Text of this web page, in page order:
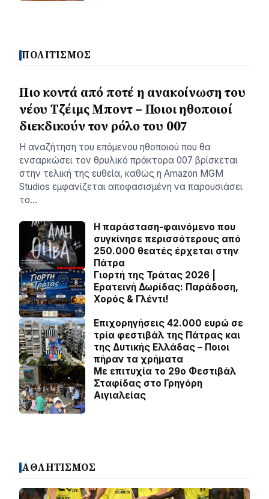
ΠΟΛΙΤΙΣΜΟΣ
Πιο κοντά από ποτέ η ανακοίνωση του
νέου Τζέιμς Μποντ – Ποιοι ηθοποιοί
διεκδικούν τον ρόλο του 007
Η αναζήτηση του επόμενου ηθοποιού που θα
ενσαρκώσει τον θρυλικό πράκτορα 007 βρίσκεται
στην τελική της ευθεία, καθώς η Amazon MGM
Studios εμφανίζεται αποφασισμένη να παρουσιάσει
το…
Η παράσταση-φαινόμενο που
συγκίνησε περισσότερους από
250.000 θεατές έρχεται στην
Πάτρα
Γιορτή της Τράτας 2026 |
Ερατεινή Δωρίδας: Παράδοση,
Χορός & Γλέντι!
Επιχορηγήσεις 42.000 ευρώ σε
τρία φεστιβάλ της Πάτρας και
της Δυτικής Ελλάδας – Ποιοι
πήραν τα χρήματα
Με επιτυχία το 29ο Φεστιβάλ
Σταφίδας στο Γρηγόρη
Aιγιαλείας
ΑΘΛΗΤΙΣΜΟΣ